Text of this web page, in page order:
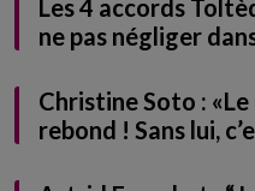
Les 4 accords
ne pas négliger
Christine Soto : «Le
rebond ! Sans lui,